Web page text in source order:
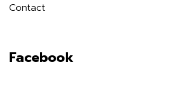
Contact
Facebook